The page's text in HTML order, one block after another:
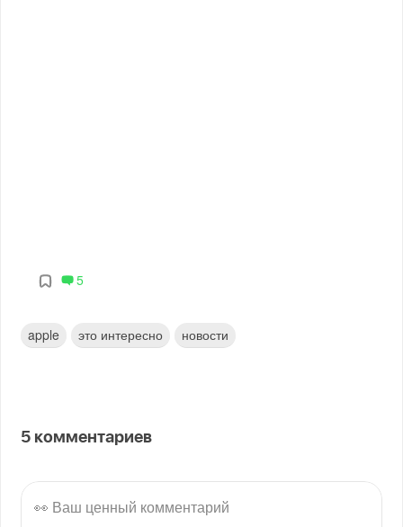
5
apple это интересно новости
5 комментариев